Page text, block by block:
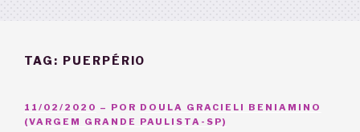
TAG: PUERPÉRIO
PUBLICADO
EM
11/02/2020 – POR DOULA GRACIELI BENIAMINO
(VARGEM GRANDE PAULISTA-SP)